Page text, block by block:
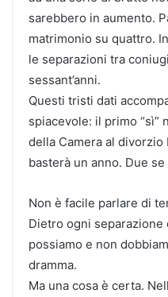
sarebbero in aumento.
matrimonio su quattro.
le separazioni tra
sessant’anni.
Questi tristi dati
spiacevole: il primo “sì”
della Camera al
basterà un anno. Due
Non è facile parlare di
Dietro ogni separazione
possiamo e non
dramma.
Ma una cosa è certa.